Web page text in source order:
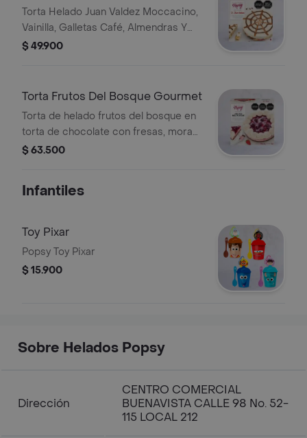
Torta Helado Juan Valdez Moccacino,
Vainilla, Galletas Café, Almendras Y
Salsa Chocolate, 8 Unidades.
$ 49.900
Torta Frutos Del Bosque Gourmet
Torta de helado frutos del bosque en
torta de chocolate con fresas, moras
y cerezas, 12 unidades.
$ 63.500
Infantiles
Toy Pixar
Popsy Toy Pixar
$ 15.900
Sobre Helados Popsy
Dirección
CENTRO COMERCIAL
BUENAVISTA CALLE 98 No. 52-
115 LOCAL 212